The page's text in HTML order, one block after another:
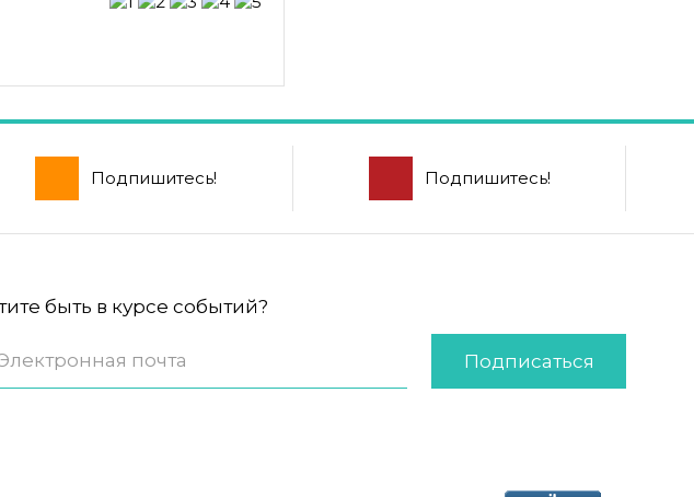
Подпишитесь! Подпишитесь!
быть в курсе событий?
Подписаться